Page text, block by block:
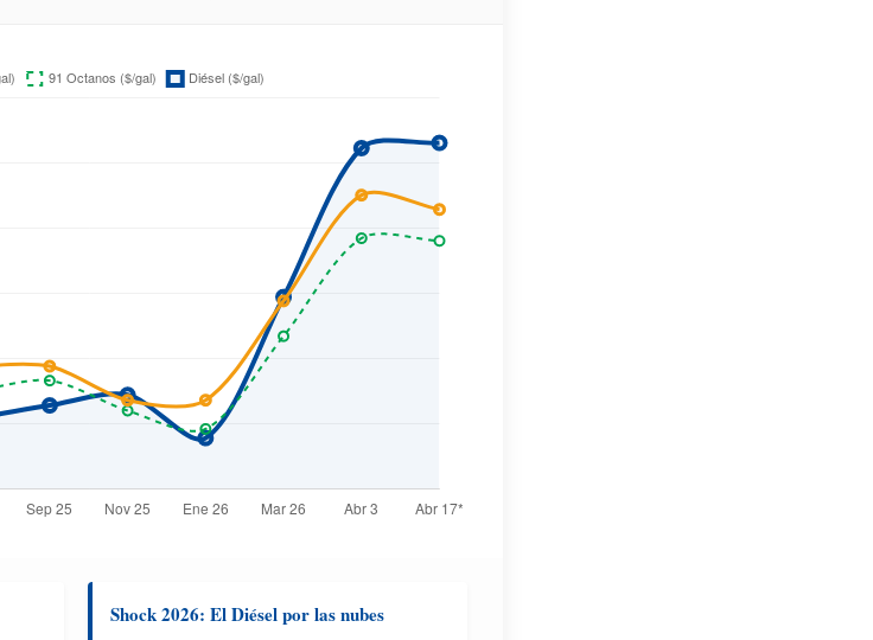
Shock 2026: El Diésel por las nubes